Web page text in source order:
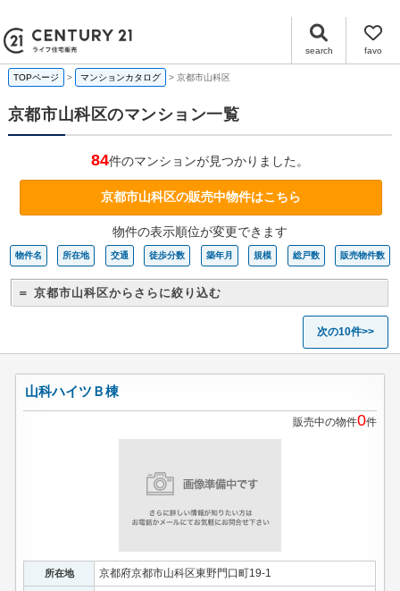
search favo
TOPページ マンションカタログ 京都市山科区
京都市山科区のマンション一覧
84件のマンションが見つかりました。
京都市山科区の販売中物件はこちら
物件の表示順位が変更できます
物件名 所在地 交通 徒歩分数 築年月 規模 総戸数 販売物件数
＝ 京都市山科区からさらに絞り込む
次の10件>>
山科ハイツＢ棟
販売中の物件0件
所在地 京都府京都市山科区東野門口町19-1